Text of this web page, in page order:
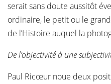
serait sans doute aussitôt
ordinaire, le petit ou le
de l’Histoire auquel la
De l’objectivité à une
Paul Ricœur noue deux